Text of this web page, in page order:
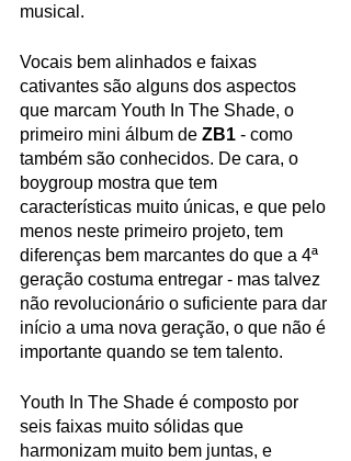
musical.
Vocais bem alinhados e faixas
cativantes são alguns dos aspectos
que marcam Youth In The Shade, o
primeiro mini álbum de ZB1 - como
também são conhecidos. De cara, o
boygroup mostra que tem
características muito únicas, e que pelo
menos neste primeiro projeto, tem
diferenças bem marcantes do que a 4ª
geração costuma entregar - mas talvez
não revolucionário o suficiente para dar
início a uma nova geração, o que não é
importante quando se tem talento.
Youth In The Shade é composto por
seis faixas muito sólidas que
harmonizam muito bem juntas, e